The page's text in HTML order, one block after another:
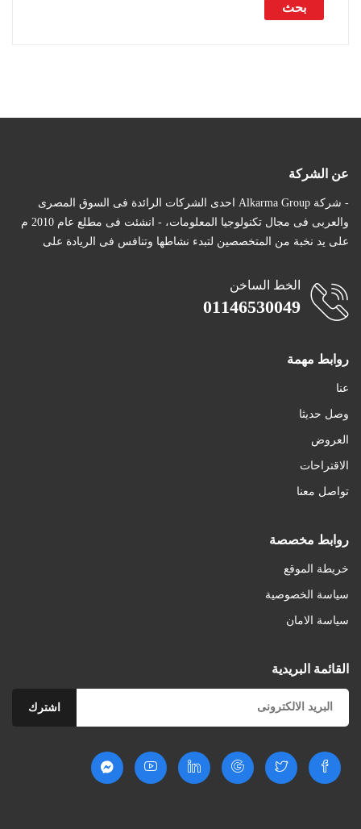
أضف للسلة
بحث
عن الشركة
- شركة Alkarma Group احدى الشركات الرائدة فى السوق المصرى
والعربى فى مجال تكنولوجيا المعلومات، - انشئت فى مطلع عام 2010 م
على يد نخبة من المتخصصين لتبدء نشاطها وتنافس فى الريادة على
الخط الساخن
01146530049
روابط مهمة
عنا
وصل حديثا
العروض
الاقتراحات
تواصل معنا
روابط مخصصة
خريطة الموقع
سياسة الخصوصية
سياسة الامان
القائمة البريدية